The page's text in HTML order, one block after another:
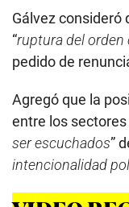
Gálvez consideró
“ruptura del
pedido de
Agregó que la
entre los
ser escuchados”
intencionalidad